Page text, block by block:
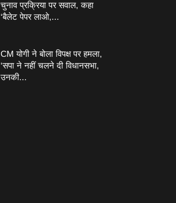
चुनाव प्रक्रिया पर सवाल, कहा
‘बैलेट पेपर लाओ,...
CM योगी ने बोला विपक्ष पर हमला,
‘सपा ने नहीं चलने दी विधानसभा,
उनकी...